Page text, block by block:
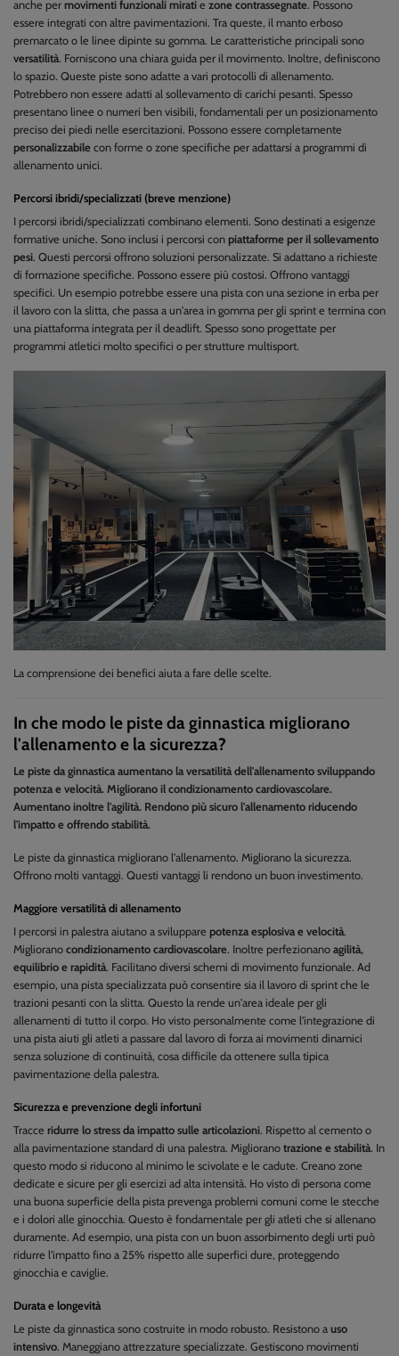
anche per movimenti funzionali mirati e zone contrassegnate. Possono
essere integrati con altre pavimentazioni. Tra queste, il manto erboso
premarcato o le linee dipinte su gomma. Le caratteristiche principali sono
versatilità. Forniscono una chiara guida per il movimento. Inoltre, definiscono
lo spazio. Queste piste sono adatte a vari protocolli di allenamento.
Potrebbero non essere adatti al sollevamento di carichi pesanti. Spesso
presentano linee o numeri ben visibili, fondamentali per un posizionamento
preciso dei piedi nelle esercitazioni. Possono essere completamente
personalizzabile con forme o zone specifiche per adattarsi a programmi di
allenamento unici.
Percorsi ibridi/specializzati (breve menzione)
I percorsi ibridi/specializzati combinano elementi. Sono destinati a esigenze
formative uniche. Sono inclusi i percorsi con piattaforme per il sollevamento
pesi. Questi percorsi offrono soluzioni personalizzate. Si adattano a richieste
di formazione specifiche. Possono essere più costosi. Offrono vantaggi
specifici. Un esempio potrebbe essere una pista con una sezione in erba per
il lavoro con la slitta, che passa a un'area in gomma per gli sprint e termina con
una piattaforma integrata per il deadlift. Spesso sono progettate per
programmi atletici molto specifici o per strutture multisport.
La comprensione dei benefici aiuta a fare delle scelte.
In che modo le piste da ginnastica migliorano
l'allenamento e la sicurezza?
Le piste da ginnastica aumentano la versatilità dell'allenamento sviluppando
potenza e velocità. Migliorano il condizionamento cardiovascolare.
Aumentano inoltre l'agilità. Rendono più sicuro l'allenamento riducendo
l'impatto e offrendo stabilità.
Le piste da ginnastica migliorano l'allenamento. Migliorano la sicurezza.
Offrono molti vantaggi. Questi vantaggi li rendono un buon investimento.
Maggiore versatilità di allenamento
I percorsi in palestra aiutano a sviluppare potenza esplosiva e velocità.
Migliorano condizionamento cardiovascolare. Inoltre perfezionano agilità,
equilibrio e rapidità. Facilitano diversi schemi di movimento funzionale. Ad
esempio, una pista specializzata può consentire sia il lavoro di sprint che le
trazioni pesanti con la slitta. Questo la rende un'area ideale per gli
allenamenti di tutto il corpo. Ho visto personalmente come l'integrazione di
una pista aiuti gli atleti a passare dal lavoro di forza ai movimenti dinamici
senza soluzione di continuità, cosa difficile da ottenere sulla tipica
pavimentazione della palestra.
Sicurezza e prevenzione degli infortuni
Tracce ridurre lo stress da impatto sulle articolazioni. Rispetto al cemento o
alla pavimentazione standard di una palestra. Migliorano trazione e stabilità. In
questo modo si riducono al minimo le scivolate e le cadute. Creano zone
dedicate e sicure per gli esercizi ad alta intensità. Ho visto di persona come
una buona superficie della pista prevenga problemi comuni come le stecche
e i dolori alle ginocchia. Questo è fondamentale per gli atleti che si allenano
duramente. Ad esempio, una pista con un buon assorbimento degli urti può
ridurre l'impatto fino a 25% rispetto alle superfici dure, proteggendo
ginocchia e caviglie.
Durata e longevità
Le piste da ginnastica sono costruite in modo robusto. Resistono a uso
intensivo. Maneggiano attrezzature specializzate. Gestiscono movimenti